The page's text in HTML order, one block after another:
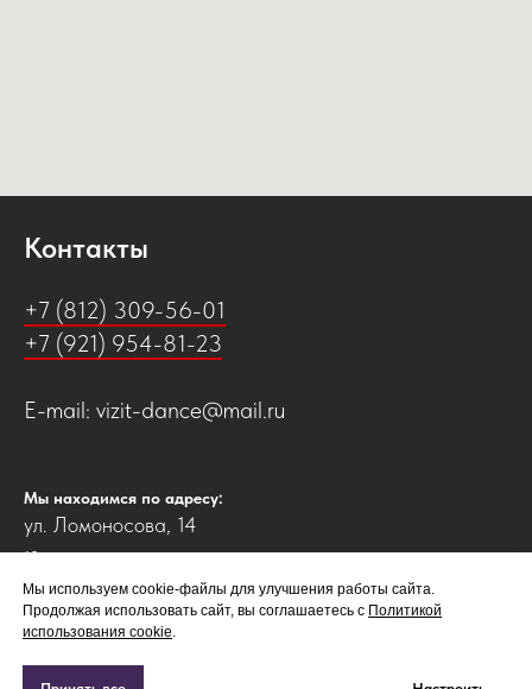
Контакты
+7 (812) 309-56-01
+7 (921) 954-81-23
Е-mail: vizit-dance@mail.ru
Мы находимся по адресу:
ул. Ломоносова, 14
10 минут пешком от ст. метро:
"Гостиный двор", "Владимирская", "Достоевская"
Мы используем cookie-файлы для улучшения работы сайта.
Продолжая использовать сайт, вы соглашаетесь с Политикой
использования cookie.